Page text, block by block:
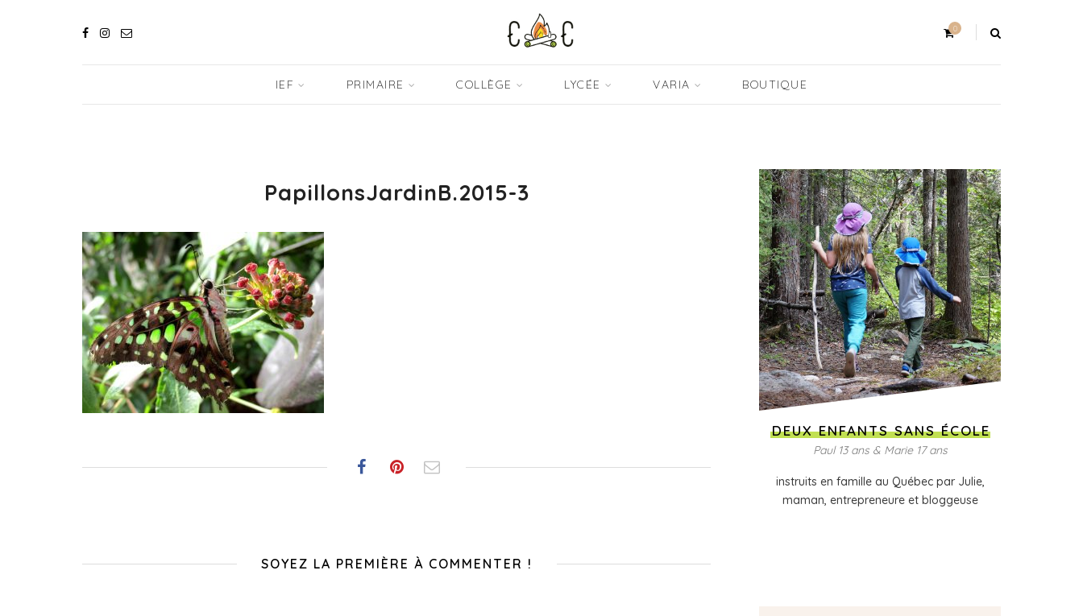
0
IEF PRIMAIRE COLLÈGE LYCÉE VARIA BOUTIQUE
PapillonsJardinB.2015-3
SOYEZ LA PREMIÈRE À COMMENTER !
DEUX ENFANTS SANS ÉCOLE
Paul 13 ans & Marie 17 ans
instruits en famille au Québec par Julie,
maman, entrepreneure et bloggeuse